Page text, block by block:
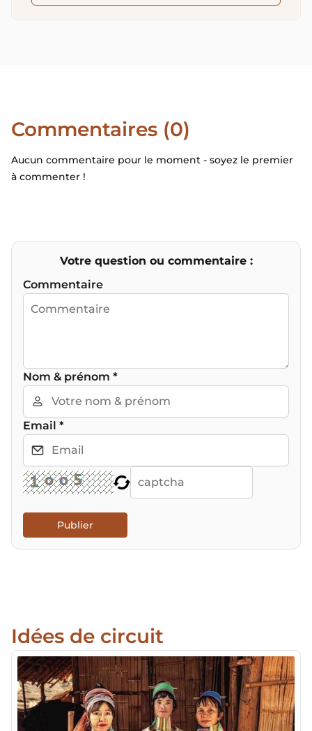
Commentaires (0)
Aucun commentaire pour le moment - soyez le premier
à commenter !
Votre question ou commentaire :
Commentaire
Nom & prénom *
Email *
Publier
Idées de circuit